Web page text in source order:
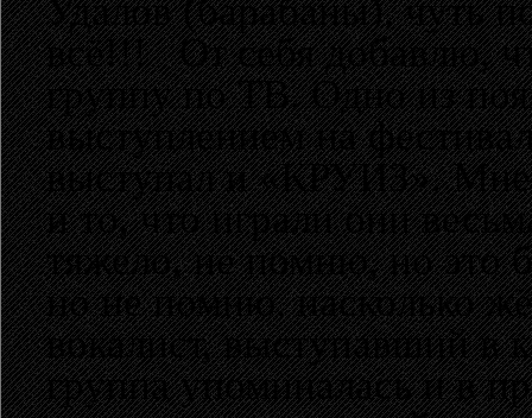
Удалов (барабаны), чуть
всё!!! От себя добавлю,
группу по ТВ. Одно из
выступлением на
выступал и «КРУИЗ». Мне
и то, что играли они
тяжело, не помню, но это
но не помню, насколько
вокалист, выступавший в
группа упоминалась и в